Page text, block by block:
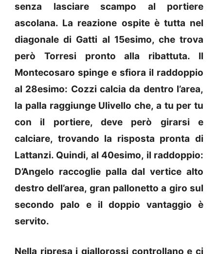
senza lasciare scampo al portiere
ascolana. La reazione ospite è tutta nel
diagonale di Gatti al 15esimo, che trova
però Torresi pronto alla ribattuta. Il
Montecosaro spinge e sfiora il raddoppio
al 28esimo: Cozzi calcia da dentro l’area,
la palla raggiunge Ulivello che, a tu per tu
con il portiere, deve però girarsi e
calciare, trovando la risposta pronta di
Lattanzi. Quindi, al 40esimo, il raddoppio:
D’Angelo raccoglie palla dal vertice alto
destro dell’area, gran pallonetto a giro sul
secondo palo e il doppio vantaggio è
servito.
Nella ripresa i giallorossi controllano e ci